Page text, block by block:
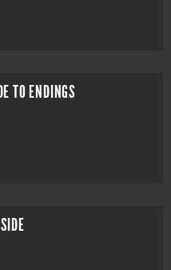
TO ENDINGS